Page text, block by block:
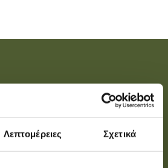
Λεπτομέρειες Σχετικά